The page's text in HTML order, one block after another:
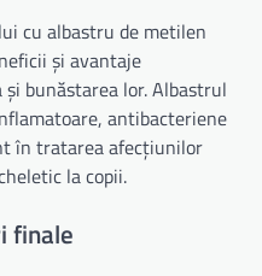
cu albastru de metilen
și avantaje
bunăstarea lor. Albastrul
antibacteriene
în tratarea afecțiunilor
la copii.
finale